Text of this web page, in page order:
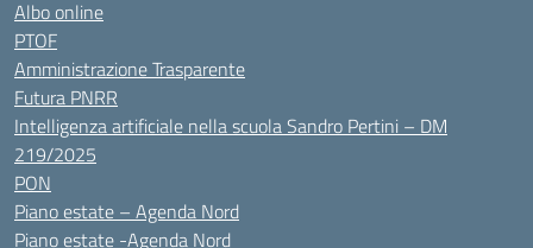
Albo online
PTOF
Amministrazione Trasparente
Futura PNRR
Intelligenza artificiale nella scuola Sandro Pertini – DM
219/2025
PON
Piano estate – Agenda Nord
Piano estate -Agenda Nord